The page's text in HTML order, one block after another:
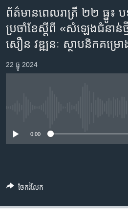
ទំព័រ​
ព័ត៌មាន​​
តែ​
ម្តង
និង​
រំលង​
កាន់​
ស្វែង​
ហេឡូវីអូអេ
កម្ពុជាច្នៃប្រតិដ្ឋ
ព្រឹត្តិការណ៍ព័ត៌មាន
ទូរទស្សន៍ / វីដេអូ​
YouTube Music
Spotify
ព័ត៌មានពេលរាត្រី ២២ ធ្នូ៖
ប្រចាំខែ​ស្តីពី «សំឡេង​ជំនា
សឿន វឌ្ឍនៈ ស្ថាបនិកគម្រ
22 ធ្នូ 2024
0:00
ចែករំលែក